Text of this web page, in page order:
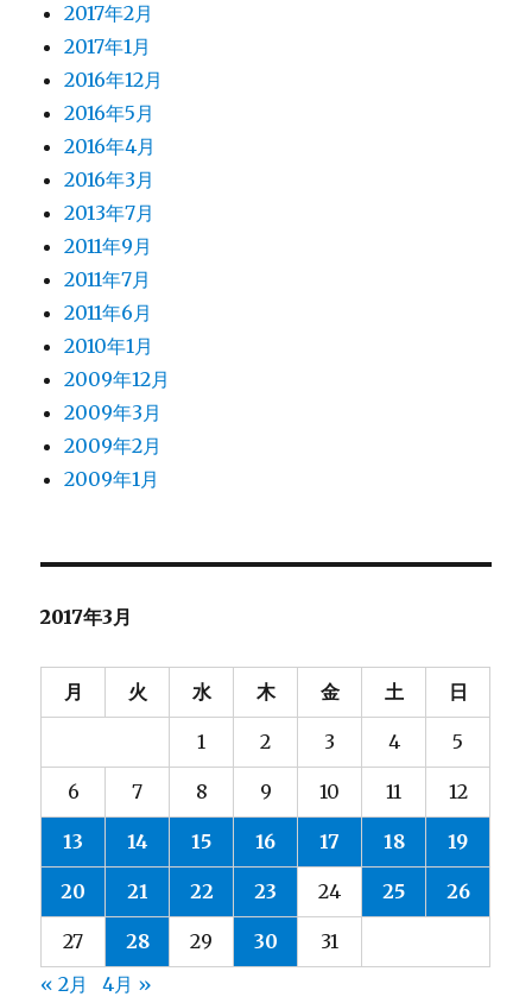
2017年2月
2017年1月
2016年12月
2016年5月
2016年4月
2016年3月
2013年7月
2011年9月
2011年7月
2011年6月
2010年1月
2009年12月
2009年3月
2009年2月
2009年1月
2017年3月
月 火 水 木 金 土 日
1 2 3 4 5
6 7 8 9 10 11 12
13 14 15 16 17 18 19
20 21 22 23 24 25 26
27 28 29 30
31
« 2月
4月 »